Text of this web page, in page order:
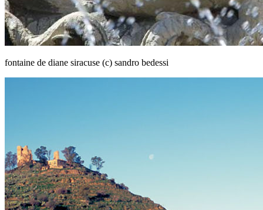
fontaine de diane siracuse (c) sandro bedessi